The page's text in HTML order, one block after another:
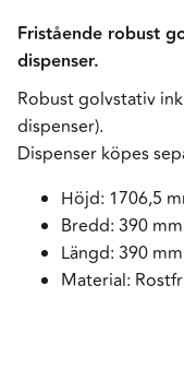
Fristående robust
dispenser.
Robust golvstativ
dispenser).
Dispenser köpes
Höjd: 1706,5
Bredd: 390 mm
Längd: 390 mm
Material: